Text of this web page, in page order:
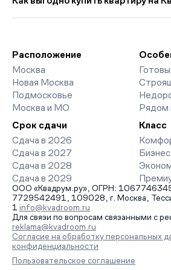
класса. На страницах ЖК доступны
качестве строительства,
организует просмотр и поможет
минимальной ставке. Чтобы
заявку на обратный звонок.
Расположение
Москва
Новая Москва
Подмосковье
Москва и МО
Рядом
Срок сдачи
Сдача в 2026
Сдача в 2027
Сдача в 2028
Сдача в 2029
Класс
Бизнес
ООО «Квадрум.ру», ОГРН:
7729542491, 109028, г. Москва,
1 info@kvadroom.ru
Для связи по вопросам связанными с
reklama@kvadroom.ru
Согласие на обработку персональных
конфиденциальности
Пользовательское соглашение